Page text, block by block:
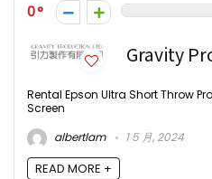
0
Gravity
Rental Epson Ultra Short Throw
Screen
albertlam
1 5 月, 2024
READ MORE +